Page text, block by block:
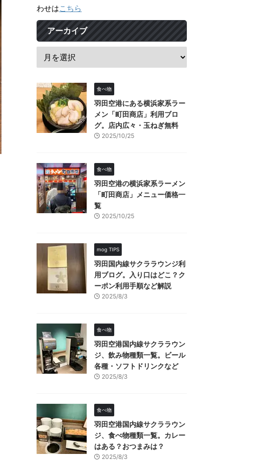
わせはこちら
アーカイブ
食べ物
羽田空港にある横浜家系ラー
メン「町田商店」利用ブロ
グ。店内広々・玉ねぎ無料
2025/10/25
食べ物
羽田空港の横浜家系ラーメン
「町田商店」メニュー価格一
覧
2025/10/25
mog TIPS
羽田国内線サクララウンジ利
用ブログ。入り口はどこ？ク
ーポン利用手順など解説
2025/8/3
食べ物
羽田空港国内線サクララウン
ジ、飲み物種類一覧。ビール
各種・ソフトドリンクなど
2025/8/3
食べ物
羽田空港国内線サクララウン
ジ、食べ物種類一覧。カレー
はある？おつまみは？
2025/8/3